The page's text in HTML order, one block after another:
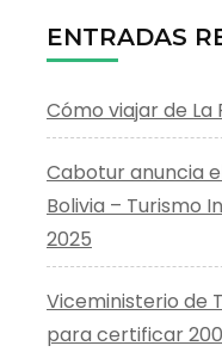
ENTRADAS
Cómo viajar de La
Cabotur anuncia
Bolivia – Turismo
2025
Viceministerio de
para certificar